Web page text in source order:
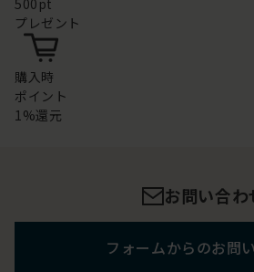
500pt
プレゼント
購入時
ポイント
1%還元
お問い合わ
フォームからのお問